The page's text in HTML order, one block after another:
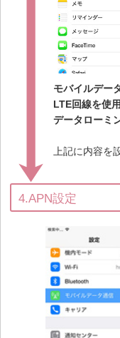
モバイルデー
LTE回線を使
データローミ
上記に内容を
4.APN設定